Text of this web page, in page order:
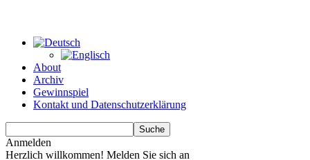
About
Archiv
Gewinnspiel
Kontakt und Datenschutzerklärung
Anmelden
Herzlich willkommen! Melden Sie sich an